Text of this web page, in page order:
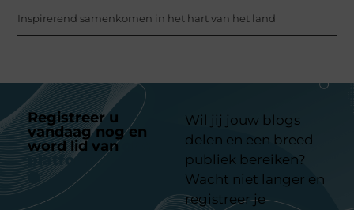
Inspirerend samenkomen in het hart van het land
Registreer u
vandaag nog en
word lid van
platform
Wil jij jouw blogs
delen en een breed
publiek bereiken?
Wacht niet langer en
registreer je